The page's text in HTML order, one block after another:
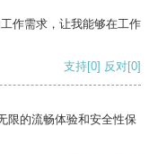
作需求，让我能够在工作
支持[0] 反对[0]
限的流畅体验和安全性保